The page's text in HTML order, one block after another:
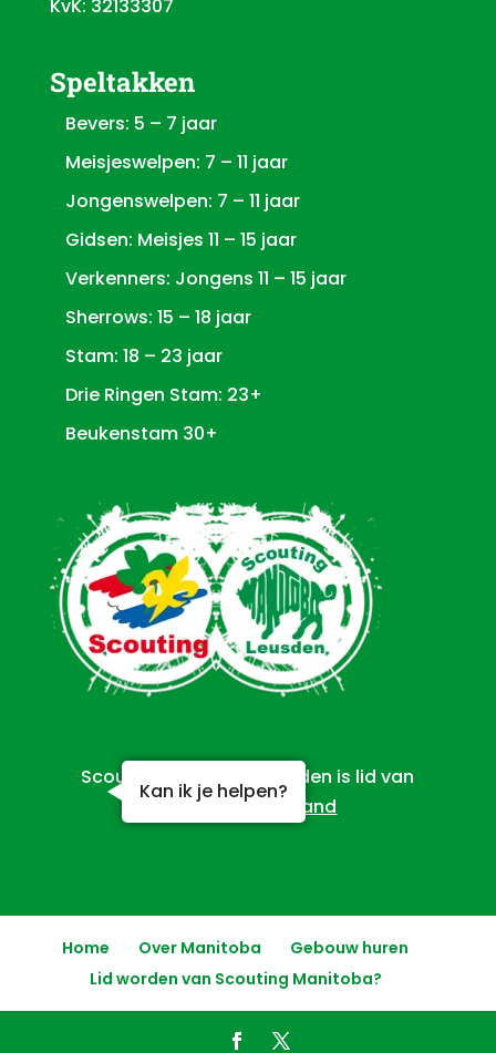
KvK: 32133307
Speltakken
Bevers: 5 – 7 jaar
Meisjeswelpen: 7 – 11 jaar
Jongenswelpen: 7 – 11 jaar
Gidsen: Meisjes 11 – 15 jaar
Verkenners: Jongens 11 – 15 jaar
Sherrows: 15 – 18 jaar
Stam: 18 – 23 jaar
Drie Ringen Stam: 23+
Beukenstam 30+
Scouting Manitoba Leusden is lid van
Scouting Nederland
Home Over Manitoba
Gebouw huren
Lid worden van Scouting Manitoba?
Kan ik je helpen?